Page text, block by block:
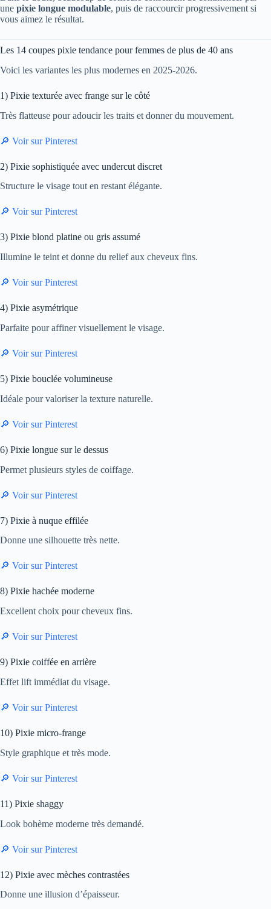
une pixie longue modulable, puis de raccourcir progressivement si
vous aimez le résultat.
Les 14 coupes pixie tendance pour femmes de plus de 40 ans
Voici les variantes les plus modernes en 2025-2026.
1) Pixie texturée avec frange sur le côté
Très flatteuse pour adoucir les traits et donner du mouvement.
🔎 Voir sur Pinterest
2) Pixie sophistiquée avec undercut discret
Structure le visage tout en restant élégante.
🔎 Voir sur Pinterest
3) Pixie blond platine ou gris assumé
Illumine le teint et donne du relief aux cheveux fins.
🔎 Voir sur Pinterest
4) Pixie asymétrique
Parfaite pour affiner visuellement le visage.
🔎 Voir sur Pinterest
5) Pixie bouclée volumineuse
Idéale pour valoriser la texture naturelle.
🔎 Voir sur Pinterest
6) Pixie longue sur le dessus
Permet plusieurs styles de coiffage.
🔎 Voir sur Pinterest
7) Pixie à nuque effilée
Donne une silhouette très nette.
🔎 Voir sur Pinterest
8) Pixie hachée moderne
Excellent choix pour cheveux fins.
🔎 Voir sur Pinterest
9) Pixie coiffée en arrière
Effet lift immédiat du visage.
🔎 Voir sur Pinterest
10) Pixie micro-frange
Style graphique et très mode.
🔎 Voir sur Pinterest
11) Pixie shaggy
Look bohème moderne très demandé.
🔎 Voir sur Pinterest
12) Pixie avec mèches contrastées
Donne une illusion d’épaisseur.